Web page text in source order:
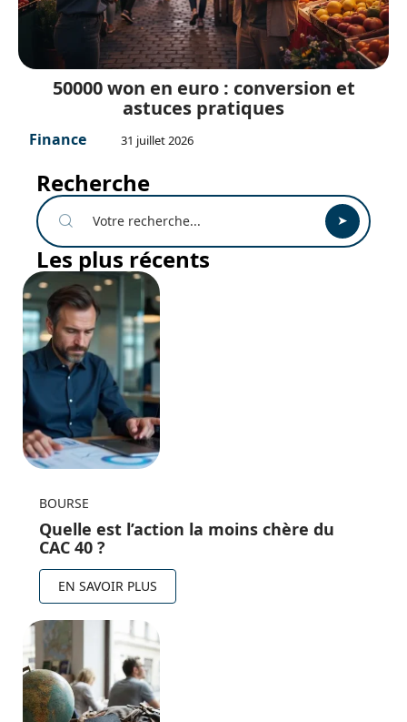
50000 won en euro : conversion et
astuces pratiques
Finance 31 juillet 2026
Recherche
Les plus récents
BOURSE
Quelle est l’action la moins chère du
CAC 40 ?
EN SAVOIR PLUS